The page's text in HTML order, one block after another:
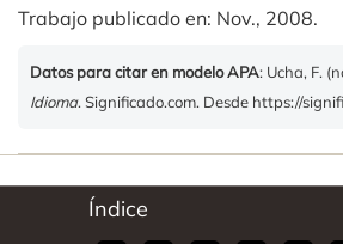
Trabajo publicado en: Nov., 2008.
Datos para citar en modelo APA: Ucha, F.
Idioma. Significado.com. Desde https://
Índice